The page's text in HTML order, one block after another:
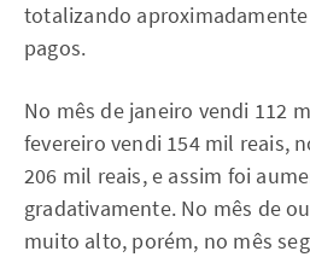
totalizando
pagos.
No mês de janeiro vendi 112
fevereiro vendi 154 mil reais,
206 mil reais, e assim foi
gradativamente. No mês de
muito alto, porém, no mês